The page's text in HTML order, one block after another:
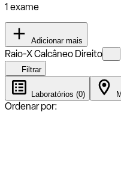
1 exame
Adicionar mais
Raio-X Calcâneo Direito
Filtrar
Laboratórios (0)
Ordenar por: